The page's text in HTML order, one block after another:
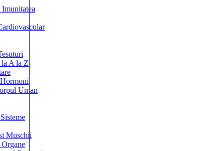
Imunitatea
A la Z
Uman
Muschii
Organe